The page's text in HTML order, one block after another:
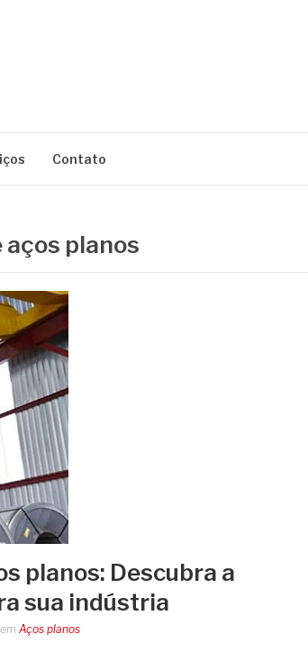
Contato
aços planos
planos: Descubra a
sua indústria
em Aços planos